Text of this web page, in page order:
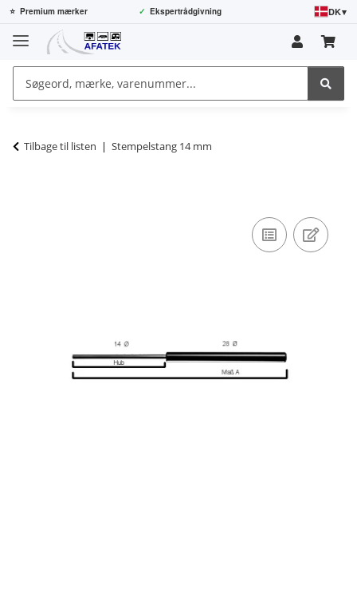
⭐ Premium mærker ✓ Ekspertrådgivning DK▾
Tilbage til listen Stempelstang 14 mm